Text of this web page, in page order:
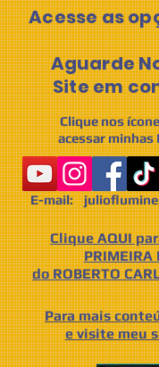
Acesse as
Aguarde
Site em
Clique nos
acessar minhas
E-mail:
Para mais
e visite meu
Clique AQUI
PRIMEIRA
do ROBERTO